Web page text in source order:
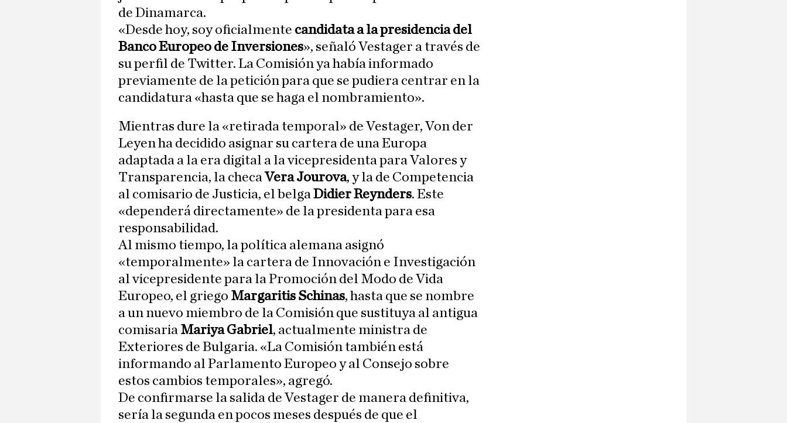
de Dinamarca.
«Desde hoy, soy oficialmente candidata a la presidencia del
Banco Europeo de Inversiones», señaló Vestager a través de
su perfil de Twitter. La Comisión ya había informado
previamente de la petición para que se pudiera centrar en la
candidatura «hasta que se haga el nombramiento».
Mientras dure la «retirada temporal» de Vestager, Von der
Leyen ha decidido asignar su cartera de una Europa
adaptada a la era digital a la vicepresidenta para Valores y
Transparencia, la checaVera Jourova, y la de Competencia
al comisario de Justicia, el belgaDidier Reynders. Este
«dependerá directamente» de la presidenta para esa
responsabilidad.
Al mismo tiempo, la política alemana asignó
«temporalmente» la cartera de Innovación e Investigación
al vicepresidente para la Promoción del Modo de Vida
Europeo, el griego Margaritis Schinas, hasta que se nombre
a un nuevo miembro de la Comisión que sustituya al antigua
comisaria Mariya Gabriel, actualmente ministra de
Exteriores de Bulgaria. «La Comisión también está
informando al Parlamento Europeo y al Consejo sobre
estos cambios temporales», agregó.
De confirmarse la salida de Vestager de manera definitiva,
sería la segunda en pocos meses después de que el